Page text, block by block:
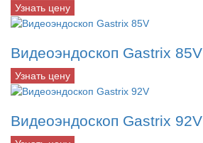
Узнать цену
Видеоэндоскоп Gastrix 85V
Узнать цену
Видеоэндоскоп Gastrix 92V